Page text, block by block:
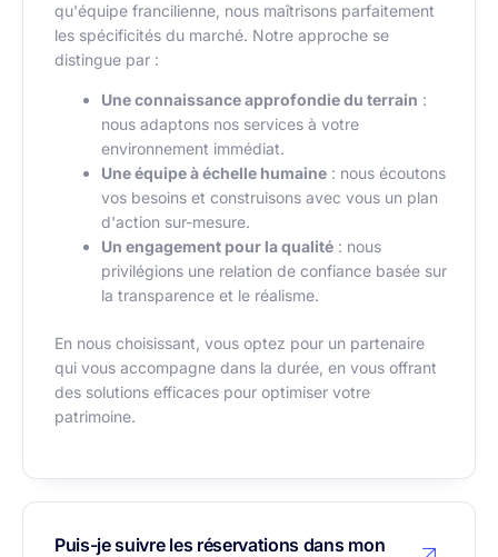
qu'équipe francilienne, nous maîtrisons parfaitement
les spécificités du marché. Notre approche se
distingue par :
Une connaissance approfondie du terrain :
nous adaptons nos services à votre
environnement immédiat.
Une équipe à échelle humaine : nous écoutons
vos besoins et construisons avec vous un plan
d'action sur-mesure.
Un engagement pour la qualité : nous
privilégions une relation de confiance basée sur
la transparence et le réalisme.
En nous choisissant, vous optez pour un partenaire
qui vous accompagne dans la durée, en vous offrant
des solutions efficaces pour optimiser votre
patrimoine.
Puis-je suivre les réservations dans mon